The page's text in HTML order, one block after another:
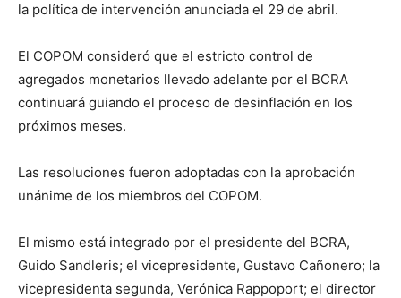
la política de intervención anunciada el 29 de abril.
El COPOM consideró que el estricto control de
agregados monetarios llevado adelante por el BCRA
continuará guiando el proceso de desinflación en los
próximos meses.
Las resoluciones fueron adoptadas con la aprobación
unánime de los miembros del COPOM.
El mismo está integrado por el presidente del BCRA,
Guido Sandleris; el vicepresidente, Gustavo Cañonero; la
vicepresidenta segunda, Verónica Rappoport; el director